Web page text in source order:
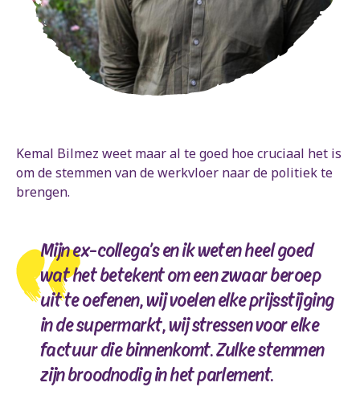
Kemal Bilmez weet maar al te goed hoe cruciaal het is
om de stemmen van de werkvloer naar de politiek te
brengen.
Mijn ex-collega’s en ik weten heel goed
wat het betekent om een zwaar beroep
uit te oefenen, wij voelen elke prijsstijging
in de supermarkt, wij stressen voor elke
factuur die binnenkomt. Zulke stemmen
zijn broodnodig in het parlement.